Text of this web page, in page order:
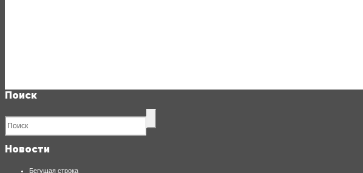
Поиск
Новости
Бегущая строка